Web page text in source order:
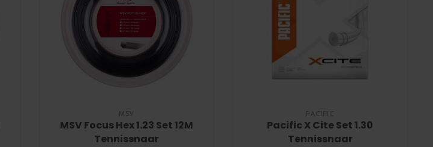
MSV
MSV Focus Hex 1.23 Set 12M
Tennissnaar
PACIFIC
Pacific X Cite Set 1.30
Tennissnaar